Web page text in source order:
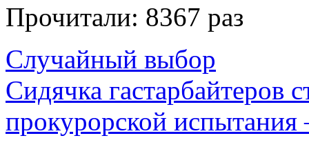
Прочитали: 8367 раз
Случайный выбор
Сидячка гастарбайтеров
прокурорской